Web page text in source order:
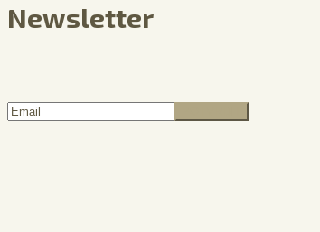
Newsletter